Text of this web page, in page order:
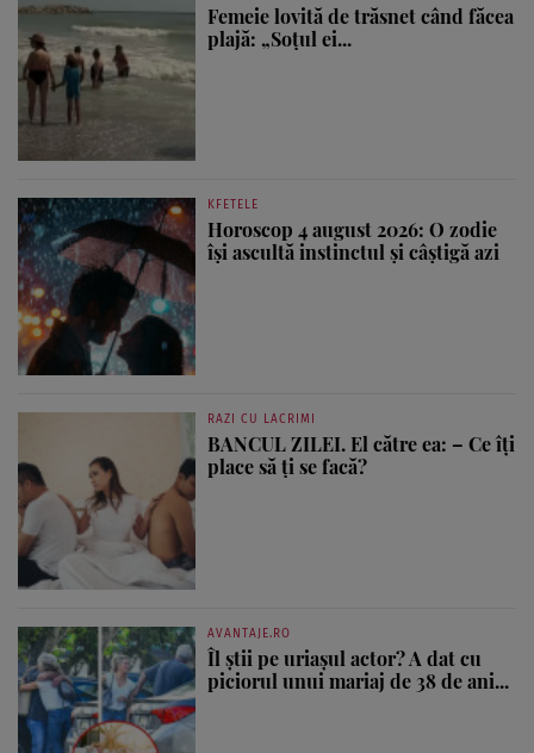
Femeie lovită de trăsnet când făcea
plajă: „Soțul ei...
KFETELE
Horoscop 4 august 2026: O zodie
își ascultă instinctul și câștigă azi
RAZI CU LACRIMI
BANCUL ZILEI. El către ea: – Ce îți
place să ți se facă?
AVANTAJE.RO
Îl știi pe uriașul actor? A dat cu
piciorul unui mariaj de 38 de ani...